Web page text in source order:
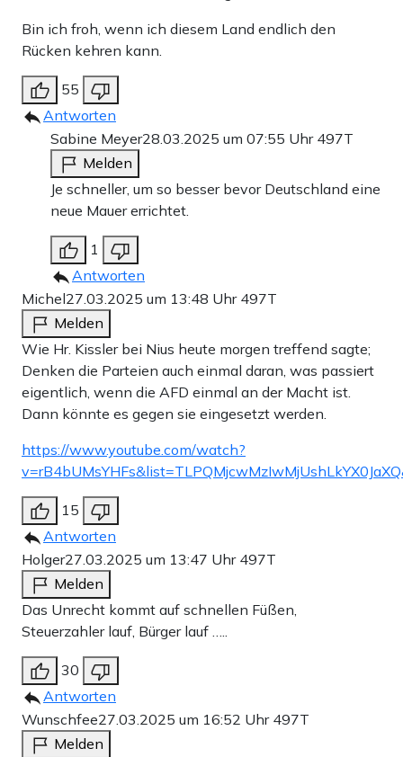
Bin ich froh, wenn ich diesem Land endlich den
Rücken kehren kann.
55
Antworten
Sabine Meyer28.03.2025 um 07:55 Uhr 497T
Melden
Je schneller, um so besser bevor Deutschland eine
neue Mauer errichtet.
1
Antworten
Michel27.03.2025 um 13:48 Uhr 497T
Melden
Wie Hr. Kissler bei Nius heute morgen treffend sagte;
Denken die Parteien auch einmal daran, was passiert
eigentlich, wenn die AFD einmal an der Macht ist.
Dann könnte es gegen sie eingesetzt werden.
https://www.youtube.com/watch?
15
Antworten
Holger27.03.2025 um 13:47 Uhr 497T
Melden
Das Unrecht kommt auf schnellen Füßen,
Steuerzahler lauf, Bürger lauf …..
30
Antworten
Wunschfee27.03.2025 um 16:52 Uhr 497T
Melden